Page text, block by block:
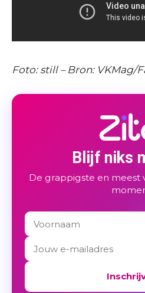
Foto: still – Bron: VKMag/
Blijf niks
De grappigste en meest